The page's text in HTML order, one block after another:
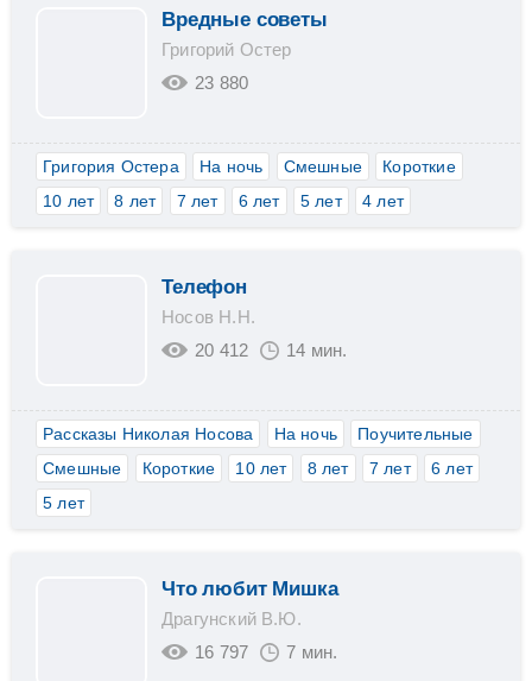
Вредные советы
Григорий Остер
23 880
Григория Остера На ночь Смешные
Короткие
10 лет
8 лет 7 лет 6 лет 5 лет 4 лет
Телефон
Носов Н.Н.
20 412
14 мин.
Рассказы Николая Носова На ночь
Поучительные
Смешные
Короткие 10 лет 8 лет 7 лет
6 лет
5 лет
Что любит Мишка
Драгунский В.Ю.
16 797
7 мин.